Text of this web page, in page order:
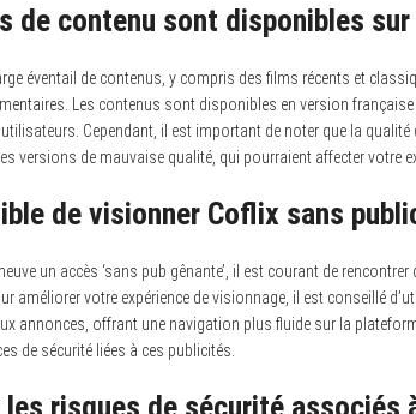
de contenu sont disponibles
éventail de contenus, y compris des films récents et
Les contenus sont disponibles en version
Cependant, il est important de noter que la
versions de mauvaise qualité, qui pourraient affecter votre
de visionner Coflix sans
un accès ‘sans pub gênante’, il est courant de
améliorer votre expérience de visionnage, il est conseillé
annonces, offrant une navigation plus fluide sur la
de sécurité liées à ces publicités.
les risques de sécurité associés